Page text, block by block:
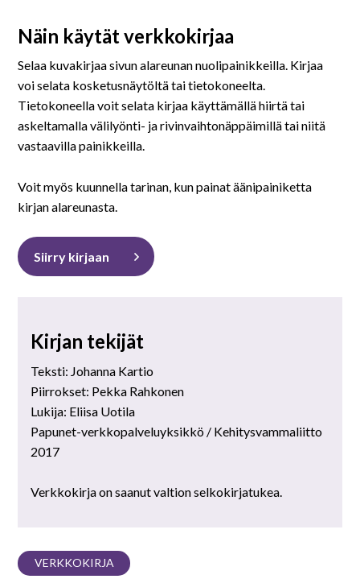
På svenska
In English
Näin käytät verkkokirjaa
Selaa kuvakirjaa sivun alareunan nuolipainikkeilla. Kirjaa
voi selata kosketusnäytöltä tai tietokoneelta.
Tietokoneella voit selata kirjaa käyttämällä hiirtä tai
askeltamalla välilyönti- ja rivinvaihtonäppäimillä tai niitä
vastaavilla painikkeilla.
Voit myös kuunnella tarinan, kun painat äänipainiketta
kirjan alareunasta.
Siirry kirjaan
Kirjan tekijät
Teksti: Johanna Kartio
Piirrokset: Pekka Rahkonen
Lukija: Eliisa Uotila
Papunet-verkkopalveluyksikkö / Kehitysvammaliitto
2017
Verkkokirja on saanut valtion selkokirjatukea.
VERKKOKIRJA